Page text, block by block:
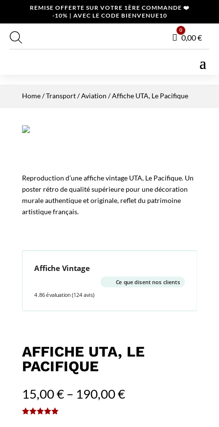
REMISE OFFERTE SUR VOTRE 1ÈRE COMMANDE ❤️
-10% | AVEC LE CODE BIENVENUE10
Panier
0
0,00€
Home/Transport/Aviation / Affiche UTA, Le Pacifique
Reproduction d’une affiche vintage UTA, Le Pacifique. Un
poster rétro de qualité supérieure pour une décoration
murale authentique et originale, reflet du patrimoine
artistique français.
Affiche Vintage
Ce que disent nos clients
4.86 évaluation (124 avis)
AFFICHE UTA, LE
PACIFIQUE
15,00€– 190,00€